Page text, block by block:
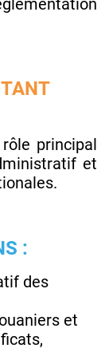
principal
et
:
des
et